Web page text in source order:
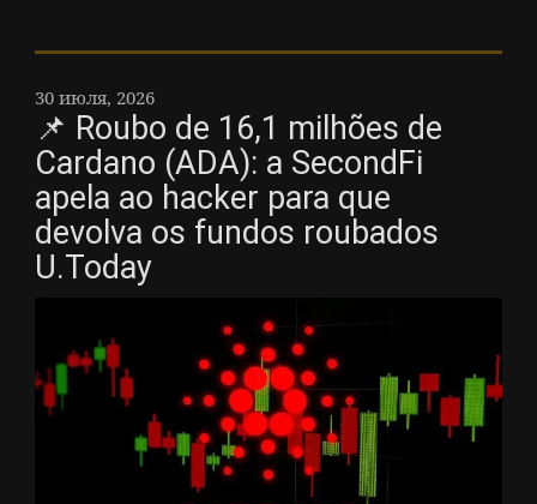
30 июля, 2026
📌 Roubo de 16,1 milhões de
Cardano (ADA): a SecondFi
apela ao hacker para que
devolva os fundos roubados
U.Today